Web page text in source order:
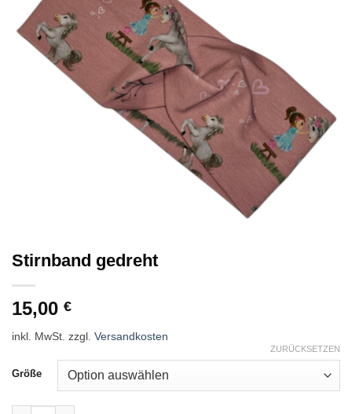
Stirnband gedreht
15,00 €
inkl. MwSt. zzgl. Versandkosten
Größe
ZURÜCKSETZEN